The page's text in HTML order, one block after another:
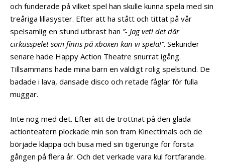
och funderade på vilket spel han skulle kunna spela med sin
treåriga lillasyster. Efter att ha stått och tittat på vår
spelsamlig en stund utbrast han ”- Jag vet! det där
cirkusspelet som finns på xboxen kan vi spela!”. Sekunder
senare hade Happy Action Theatre snurrat igång.
Tillsammans hade mina barn en väldigt rolig spelstund. De
badade i lava, dansade disco och retade fåglar för fulla
muggar.
Inte nog med det. Efter att de tröttnat på den glada
actionteatern plockade min son fram Kinectimals och de
började klappa och busa med sin tigerunge för första
gången på flera år. Och det verkade vara kul fortfarande.